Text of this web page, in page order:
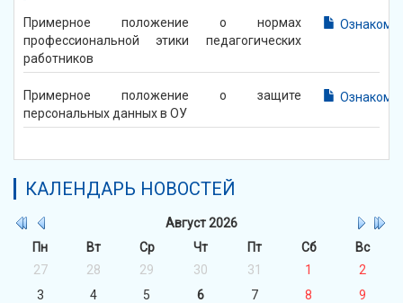
Примерное положение о нормах
профессиональной этики педагогических
работников
Примерное положение о защите
персональных данных в ОУ
КАЛЕНДАРЬ НОВОСТЕЙ
Август2026
Пн
Вт Ср Чт Пт Сб
Вс
27
28 29 30 31 1
2
3
4 5 6 7 8
9